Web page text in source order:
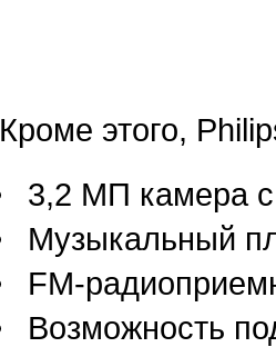
Кроме этого,
3,2 МП камера с
Музыкальный
FM-
Возможность